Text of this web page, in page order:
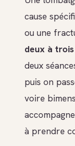
cause
ou une
deux à
deux
puis on
voire
à prendre